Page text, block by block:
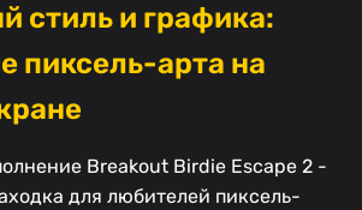
стиль и графика:
пиксель-арта на
Breakout Birdie Escape 2 -
для любителей пиксель-